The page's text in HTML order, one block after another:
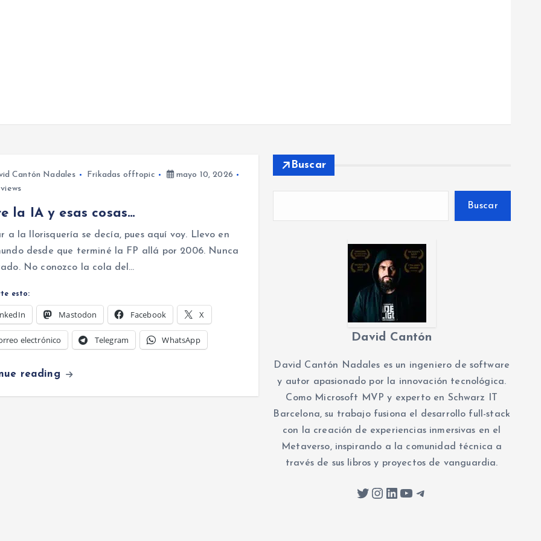
Cantón Nadales Frikadas offtopic
mayo 10, 2026
la IA y esas cosas…
a la llorisquería se decía, pues aquí voy. Llevo en
desde que terminé la FP allá por 2006. Nunca
No conozco la cola del…
esto:
Mastodon Facebook X
electrónico Telegram WhatsApp
reading
Buscar
Buscar
David Cantón
David Cantón Nadales es un ingeniero de software
y autor apasionado por la innovación tecnológica.
Como Microsoft MVP y experto en Schwarz IT
Barcelona, su trabajo fusiona el desarrollo full-stack
con la creación de experiencias inmersivas en el
Metaverso, inspirando a la comunidad técnica a
través de sus libros y proyectos de vanguardia.
Twitter Instagram LinkedIn YouTube Telegram